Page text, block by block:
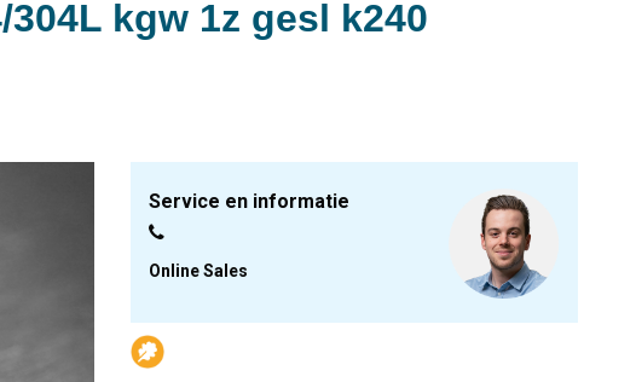
kgw 1z gesl k240
Service en informatie
Online Sales